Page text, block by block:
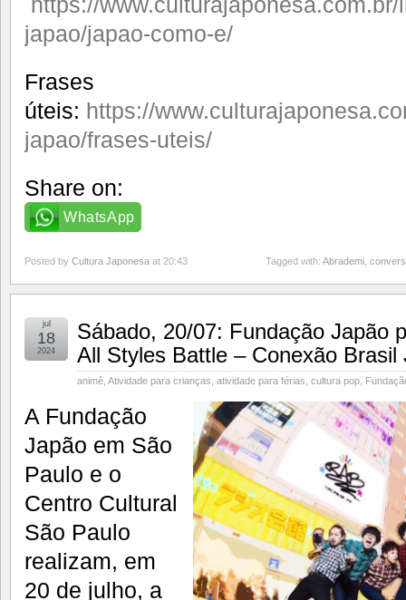
japao/japao-como-e/
Frases
úteis: https://
japao/frases-uteis/
Share on:
WhatsApp
Posted by Cultura Japonesa at 20:43 Tagged with: Abrademi
Sábado, 20/07: Fundação Japão
All Styles Battle – Conexão Brasil
animê Atividade para crianças atividade para férias cultura pop
jul
18
2024
A Fundação
Japão em São
Paulo e o
Centro Cultural
São Paulo
realizam, em
20 de julho, a